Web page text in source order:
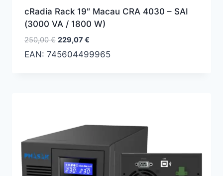
cRadia Rack 19″ Macau CRA 4030 – SAI
(3000 VA / 1800 W)
250,00€ El
precio
229,07 €El
precio
EAN: 745604499965